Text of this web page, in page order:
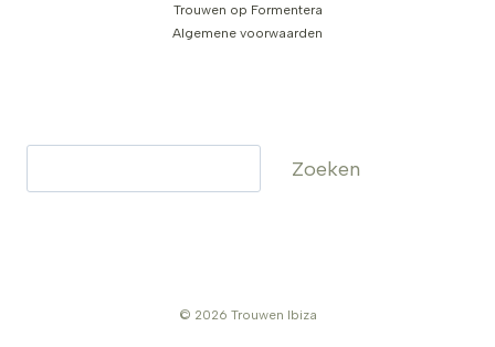
Trouwen op Formentera
Algemene voorwaarden
Zoeken
© 2026 Trouwen Ibiza